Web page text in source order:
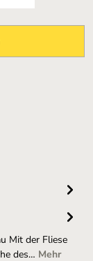
Mit der Fliese
des… Mehr